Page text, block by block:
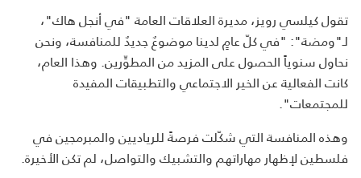
تقول كيلسي رويز، مديرة العلاقات العامة "في أنجل هاك"،
لـ"ومضة": "في كلّ عامٍ لدينا موضوعٌ جديدٌ للمنافسة، ونحن
نحاول سنوياً الحصول على المزيد من المطوِّرين. وهذا العام،
كانت الفعالية عن الخير الاجتماعي والتطبيقات المفيدة
للمجتمعات".
وهذه المنافسة التي شكّلت فرصةً للرياديين والمبرمجين في
فلسطين لإظهار مهاراتهم والتشبيك والتواصل، لم تكن الأخيرة.